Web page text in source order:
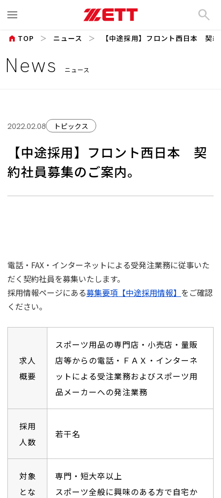
search
News ニュース
home TOP ニュース 【中途採用】フロント西日本 契
2022.02.08 トピックス
【中途採用】フロント西日本 契
約社員募集のご案内。
電話・FAX・インターネットによる受発注業務に従事いた
だく契約社員を募集いたします。
採用情報ページにある募集要項【中途採用情報】 をご確認
ください。
求人
概要
スポーツ用品の専門店・小売店・量販
店等からの電話・ＦＡＸ・インターネ
ットによる受注業務およびスポーツ用
品メーカーへの発注業務
採用
人数
若干名
対象
とな
専門・短大卒以上
スポーツ全般に興味のある方で自宅か